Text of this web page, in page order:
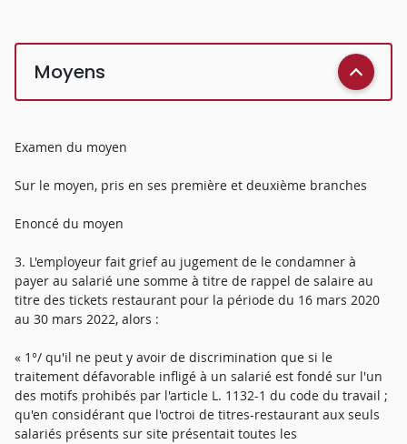
Moyens
Examen du moyen
Sur le moyen, pris en ses première et deuxième branches
Enoncé du moyen
3. L'employeur fait grief au jugement de le condamner à
payer au salarié une somme à titre de rappel de salaire au
titre des tickets restaurant pour la période du 16 mars 2020
au 30 mars 2022, alors :
« 1°/ qu'il ne peut y avoir de discrimination que si le
traitement défavorable infligé à un salarié est fondé sur l'un
des motifs prohibés par l'article L. 1132-1 du code du travail ;
qu'en considérant que l'octroi de titres-restaurant aux seuls
salariés présents sur site présentait toutes les